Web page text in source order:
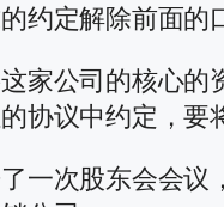
约定解除前面的
家公司的核心的
协议中约定，要
一次股东会会